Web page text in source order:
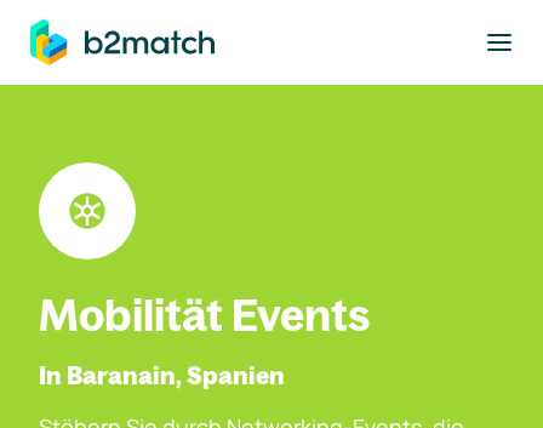
springen
Mobilität Events
In Baranain, Spanien